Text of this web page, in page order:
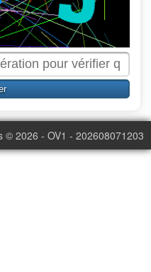
© 2026 - OV1 - 202608071203